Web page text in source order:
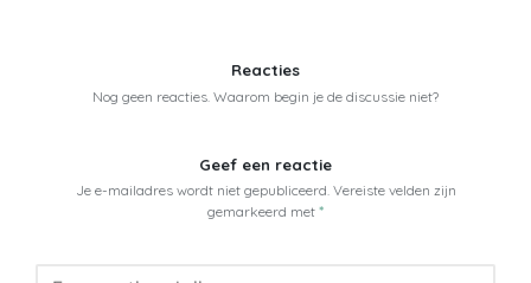
Reacties
Nog geen reacties. Waarom begin je de discussie niet?
Geef een reactie
Je e-mailadres wordt niet gepubliceerd. Vereiste velden zijn
gemarkeerd met *